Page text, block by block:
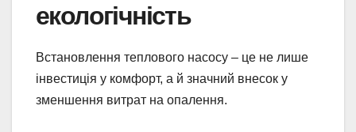
екологічність
Встановлення теплового насосу – це не лише
інвестиція у комфорт, а й значний внесок у
зменшення витрат на опалення.